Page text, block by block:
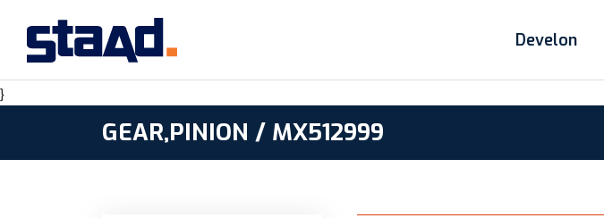
Develon
}
GEAR,PINION / MX512999